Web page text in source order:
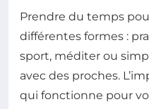
Prendre du temps
différentes formes :
sport, méditer ou
avec des proches.
qui fonctionne pour